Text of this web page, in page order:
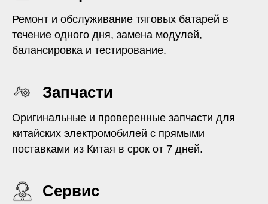
Ремонт и обслуживание тяговых батарей в
течение одного дня, замена модулей,
балансировка и тестирование.
Запчасти
Оригинальные и проверенные запчасти для
китайских электромобилей с прямыми
поставками из Китая в срок от 7 дней.
Сервис